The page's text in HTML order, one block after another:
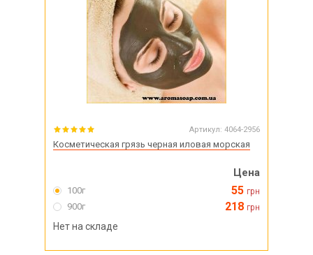
Артикул: 4064-2956
Косметическая грязь черная иловая морская
Цена
100г 55 грн
900г 218 грн
Нет на складе